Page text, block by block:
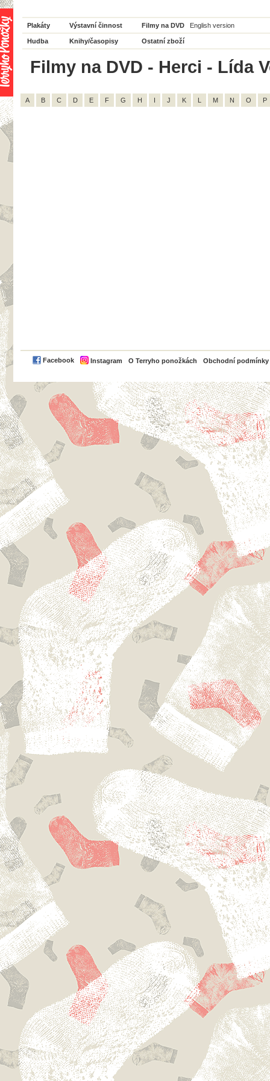
Plakáty Výstavní činnost Filmy na DVD English version
Hudba Knihy/časopisy Ostatní zboží
Filmy na DVD - Herci - Lída
A B C D E F G H I J K L M N O P
Facebook Instagram O Terryho ponožkách Obchodní podmínky
PayPal